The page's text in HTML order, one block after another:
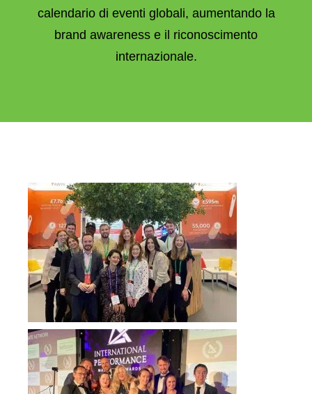
calendario di eventi globali, aumentando la
brand awareness e il riconoscimento
internazionale.